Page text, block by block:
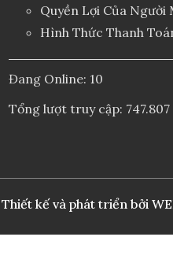
Quyền Lợi Của Người
Hình Thức Thanh
Đang Online: 10
Tổng lượt truy cập: 747.807
Thiết kế và phát triển bởi